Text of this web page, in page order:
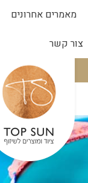
מאמרים אחרונים
צור קשר